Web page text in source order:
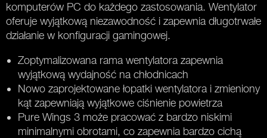
komputerów PC do każdego zastosowania. Wentylator
oferuje wyjątkową niezawodność i zapewnia długotrwałe
działanie w konfiguracji gamingowej.
Zoptymalizowana rama wentylatora zapewnia
wyjątkową wydajność na chłodnicach
Nowo zaprojektowane łopatki wentylatora i zmieniony
kąt zapewniają wyjątkowe ciśnienie powietrza
Pure Wings 3 może pracować z bardzo niskimi
minimalnymi obrotami, co zapewnia bardzo cichą